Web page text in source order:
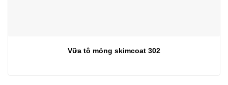
Vữa tô mỏng skimcoat 302